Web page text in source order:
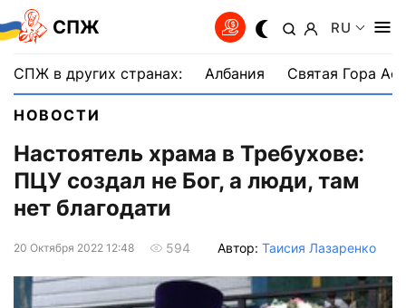
СПЖ RU
СПЖ в других странах: Албания Святая Гора
НОВОСТИ
Настоятель храма в Требухове:
ПЦУ создал не Бог, а люди, там
нет благодати
20 Октября 2022 12:48 594 Автор: Таисия Лазаренко